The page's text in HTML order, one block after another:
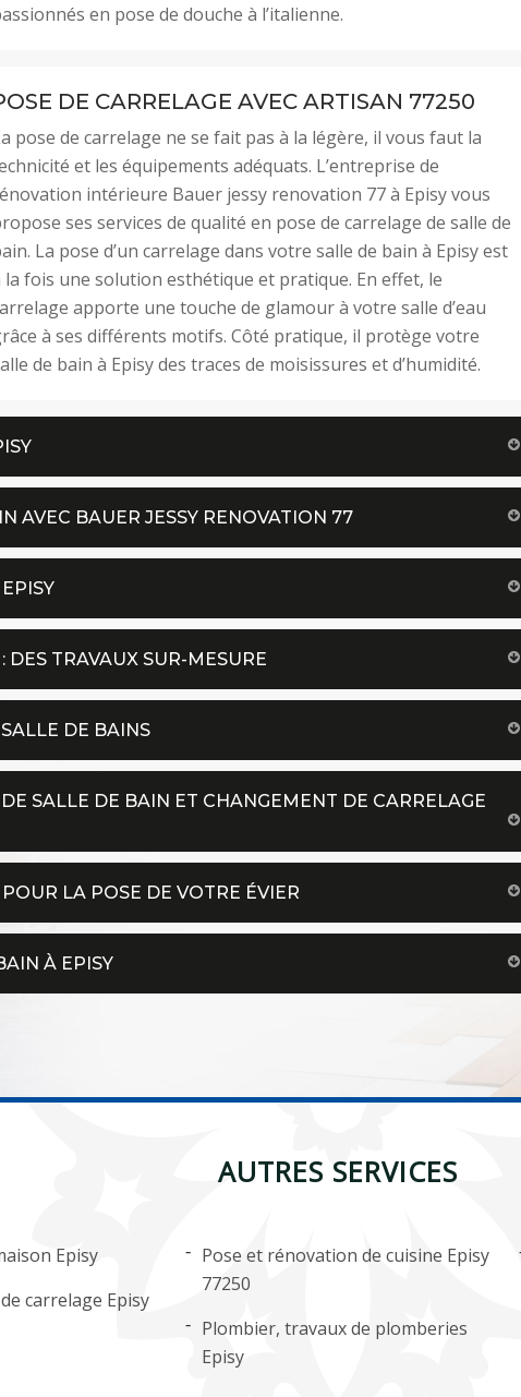
en pose de douche à l’italienne.
DE CARRELAGE AVEC ARTISAN 77250
pose de carrelage ne se fait pas à la légère, il vous faut la
et les équipements adéquats. L’entreprise de
intérieure Bauer jessy renovation 77 à Episy vous
ses services de qualité en pose de carrelage de salle de
La pose d’un carrelage dans votre salle de bain à Episy est
la fois une solution esthétique et pratique. En effet, le
apporte une touche de glamour à votre salle d’eau
à ses différents motifs. Côté pratique, il protège votre
de bain à Episy des traces de moisissures et d’humidité.
AVEC BAUER JESSY RENOVATION 77
DES TRAVAUX SUR-MESURE
DE BAINS
SALLE DE BAIN ET CHANGEMENT DE CARRELAGE
LA POSE DE VOTRE ÉVIER
À EPISY
AUTRES SERVICES
Episy
carrelage Episy
Pose et rénovation de cuisine Episy
77250
Plombier, travaux de plomberies
Episy